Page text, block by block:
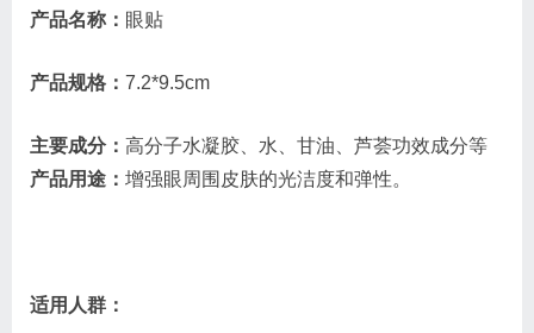
产品名称： 眼贴
产品规格： 7.2*9.5cm
主要成分： 高分子水凝胶、水、甘油、芦荟功效成分等
产品用途： 增强眼周围皮肤的光洁度和弹性。
适用人群：